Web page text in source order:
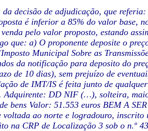
decisão de adjudicação, que
é inferior a 85% do valor base,
pelo valor proposto, estando
que: a) O proponente deposite o
Municipal Sobre as
da notificação para deposito do
de 10 dias), sem prejuízo de
de IMT/IS é feita junto de
Adquirente: DD NIF (…), solteira,
bens Valor: 51.553 euros BEM A
voltada ao norte e logradouro,
na CRP de Localização 3 sob o n.º